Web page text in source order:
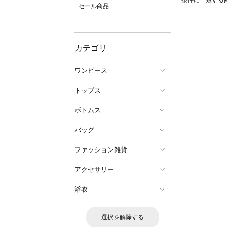
セール商品
カテゴリ
ワンピース
トップス
ボトムス
バッグ
ファッション雑貨
アクセサリー
浴衣
選択を解除する